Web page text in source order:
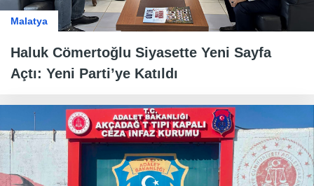
Malatya
Haluk Cömertoğlu Siyasette Yeni Sayfa
Açtı: Yeni Parti’ye Katıldı